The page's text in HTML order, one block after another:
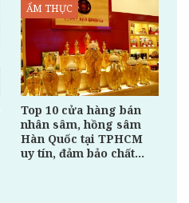
ẨM THỰC
Top 10 cửa hàng bán
nhân sâm, hồng sâm
Hàn Quốc tại TPHCM
uy tín, đảm bảo chất…